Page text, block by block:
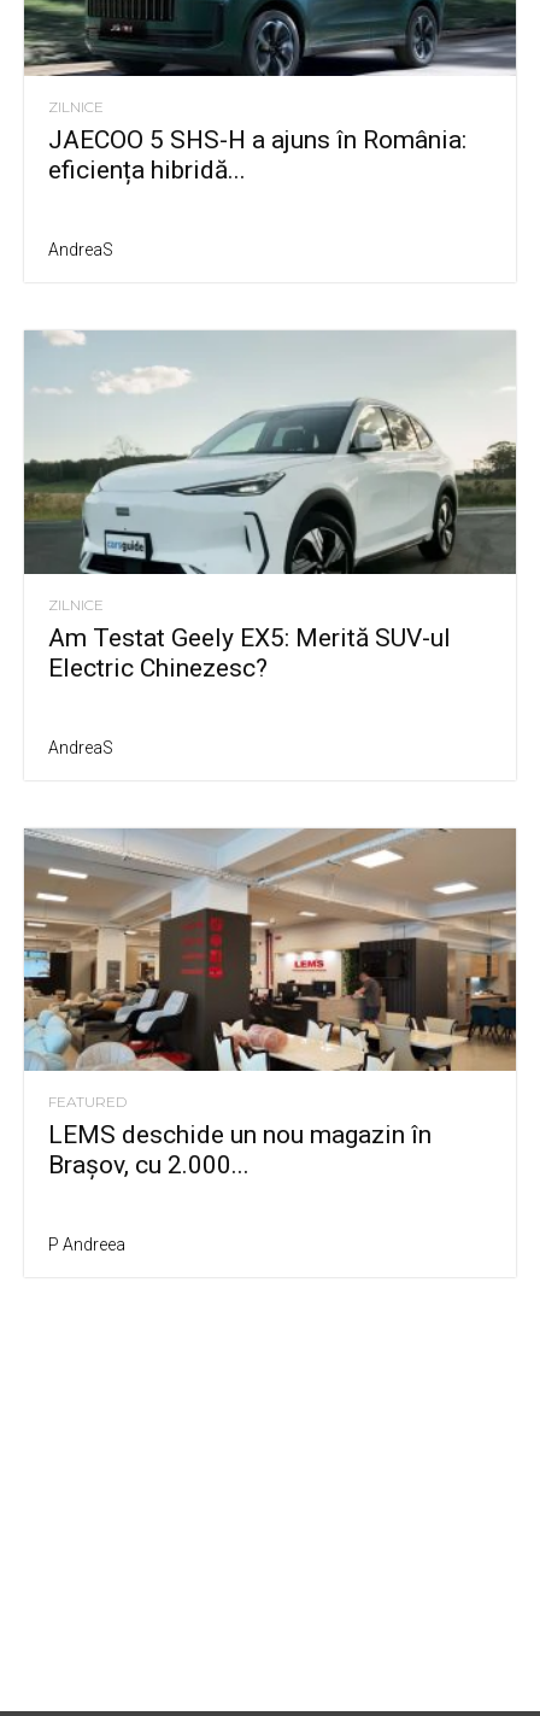
ZILNICE
JAECOO 5 SHS-H a ajuns în România:
eficiența hibridă...
AndreaS
ZILNICE
Am Testat Geely EX5: Merită SUV-ul
Electric Chinezesc?
AndreaS
FEATURED
LEMS deschide un nou magazin în
Brașov, cu 2.000...
P Andreea